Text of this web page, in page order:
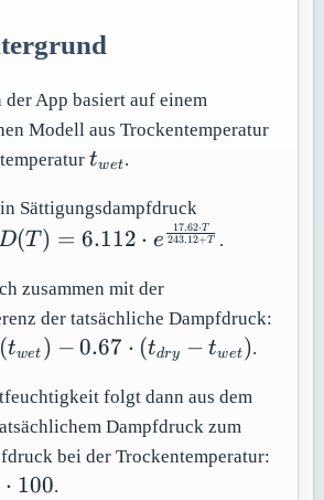
der App basiert auf einem
Modell aus Trockentemperatur
t_{wet}
twet.
Sättigungsdampfdruck
=
\cdot
T}
+ T}}
(T ) = 6.112 ⋅ e 243.12+T
17.62⋅T
.
zusammen mit der
der tatsächliche Dampfdruck:
(twet ) − 0.67 ⋅ (tdry − twet).
folgt dann aus dem
Dampfdruck zum
bei der Trockentemperatur:
⋅ 100.